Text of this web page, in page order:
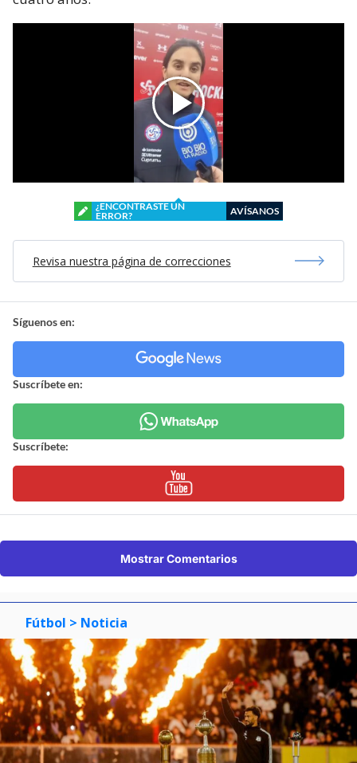
¿ENCONTRASTE UN
ERROR?
AVÍSANOS
Revisa nuestra página de correcciones
Síguenos en:
Suscríbete en:
Suscríbete:
Mostrar Comentarios
Fútbol > Noticia